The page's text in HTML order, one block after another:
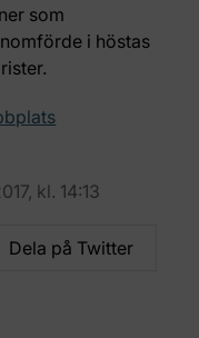
som
i höstas
kl. 14:13
Dela på Twitter